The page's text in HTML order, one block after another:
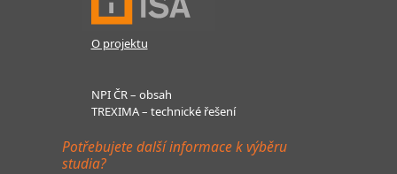
O projektu
NPI ČR – obsah
TREXIMA – technické řešení
Potřebujete další informace k výběru
studia?